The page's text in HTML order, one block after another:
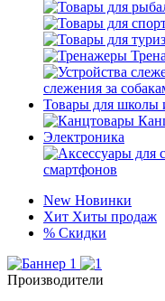
слежения за
Товары для школы
Электроника
смартфонов
New Новинки
Хит Хиты продаж
% Скидки
Производители